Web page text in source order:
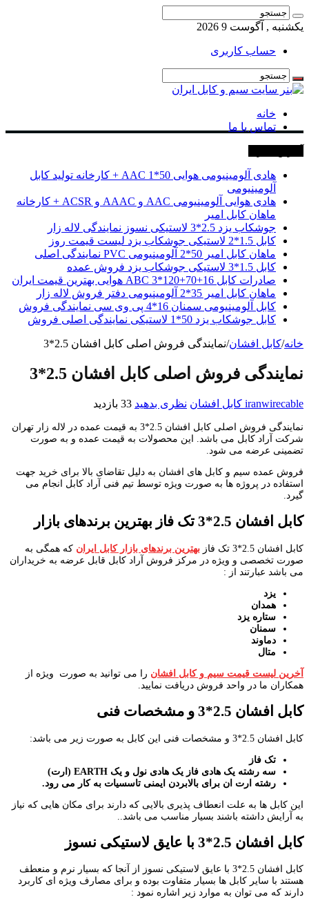
یکشنبه , آگوست 9 2026
حساب کاربری
خانه
تماس با ما
هادی آلومینیومی هوایی 50*1 AAC + کارخانه تولید کابل
آلومینیومی
هادی هوایی آلومینیومی AAC و AAAC و ACSR + کارخانه
ماهان کابل امیر
جوشکاب یزد 2.5*3 لاستیکی نسوز نمایندگی لاله زار
کابل 1.5*2 لاستیکی جوشکاب یزد لیست قیمت روز
ماهان کابل امیر 50*2 آلومینیومی PVC نمایندگی اصلی
کابل 1.5*3 لاستیکی جوشکاب یزد فروش عمده
صادرات کابل 16+70+120*3 ABC هوایی بهترین قیمت ایران
ماهان کابل امیر 35*2 آلومینیومی دفتر فروش لاله زار
کابل آلومینیومی سمنان 16*4 پی وی سی نمایندگی فروش
کابل جوشکاب یزد 50*1 لاستیکی نمایندگی اصلی فروش
خانه/کابل افشان/نمایندگی فروش اصلی کابل افشان 2.5*3
نمایندگی فروش اصلی کابل افشان 2.5*3
iranwirecable کابل افشان نظری بدهید 33 بازدید
نمایندگی فروش اصلی کابل افشان 2.5*3 به قیمت عمده در لاله زار تهران
شرکت آراد کابل می باشد. این محصولات به قیمت عمده و به صورت
تضمینی عرضه می شود.
فروش عمده سیم و کابل های افشان به دلیل تقاضای بالا برای خرید جهت
استفاده در پروژه ها به صورت ویژه توسط تیم فنی آراد کابل انجام می
گیرد.
کابل افشان 2.5*3 تک فاز بهترین برندهای بازار
کابل افشان 2.5*3 تک فاز بهترین برندهای بازار کابل ایران که همگی به
صورت تخصصی و ویژه در مرکز فروش آراد کابل قابل عرضه به خریداران
می باشد عبارتند از :
یزد
همدان
ستاره یزد
سمنان
دماوند
متال
آخرین لیست قیمت سیم و کابل افشان را می توانید به صورت ویژه از
همکاران ما در واحد فروش دریافت نمایید.
کابل افشان 2.5*3 و مشخصات فنی
کابل افشان 2.5*3 و مشخصات فنی این کابل به صورت زیر می باشد:
تک فاز
سه رشته یک هادی فاز یک هادی نول و یک EARTH (ارت)
رشته ارت ان برای بالابردن ایمنی تاسسیات به کار می رود.
این کابل ها به علت انعطاف پذیری بالایی که دارند برای مکان هایی که نیاز
به آرایش داشته باشند بسیار مناسب می باشد..
کابل افشان 2.5*3 با عایق لاستیکی نسوز
کابل افشان 2.5*3 با عایق لاستیکی نسوز از آنجا که بسیار نرم و منعطف
هستند با سایر کابل ها بسیار متفاوت بوده و برای مصارف ویژه ای کاربرد
دارند که می توان به موارد زیر اشاره نمود :